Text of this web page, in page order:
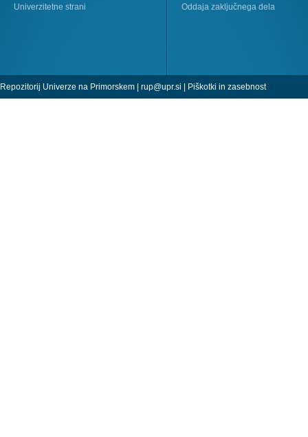
Univerzitetne strani
Oddaja zaključnega dela
Repozitorij Univerze na Primorskem | rup@upr.si | Piškotki in zasebnost